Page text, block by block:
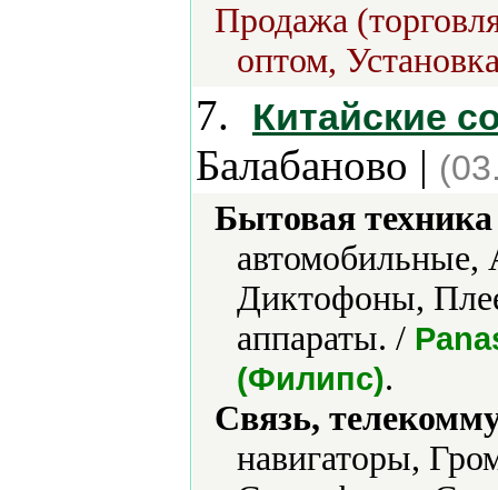
Продажа
оптом,
7. Китайские
Балабаново |
Бытовая
автомобильные,
Диктофоны,
аппараты. /
(Филипс).
Связь,
навигаторы,